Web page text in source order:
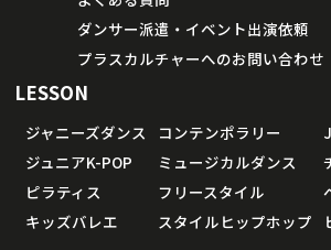
ダンサー派遣・イベント出演依頼
プラスカルチャーへのお問い合わせ
LESSON
ジャニーズダンス
ジュニアK-POP
ピラティス
キッズバレエ
コンテンポラリー
ミュージカルダンス
フリースタイル
スタイルヒップホップ